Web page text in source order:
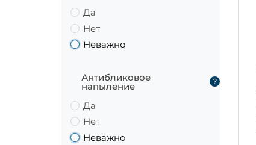
Да
Нет
Неважно
Антибликовое
напыление ?
Да
Нет
Неважно